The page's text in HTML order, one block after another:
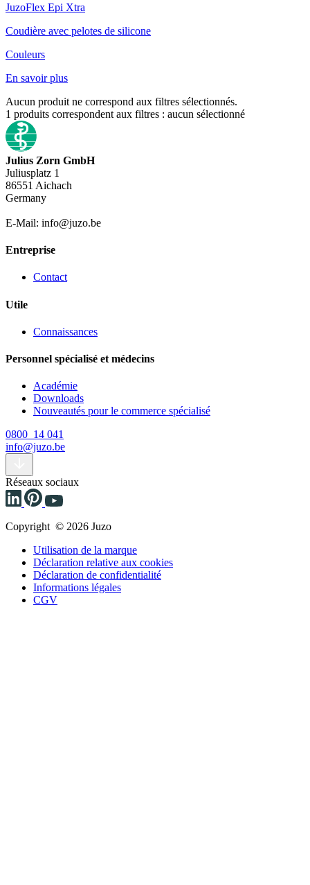
JuzoFlex Epi Xtra
Coudière avec pelotes de silicone
Couleurs
En savoir plus
Aucun produit ne correspond aux filtres sélectionnés.
1 produits correspondent aux filtres : aucun sélectionné
Julius Zorn GmbH
Juliusplatz 1
86551 Aichach
Germany
E-Mail: info@juzo.be
Entreprise
Contact
Utile
Connaissances
Personnel spécialisé et médecins
Académie
Downloads
Nouveautés pour le commerce spécialisé
0800 14 041
info@juzo.be
Réseaux sociaux
Copyright © 2026 Juzo
Utilisation de la marque
Déclaration relative aux cookies
Déclaration de confidentialité
Informations légales
CGV